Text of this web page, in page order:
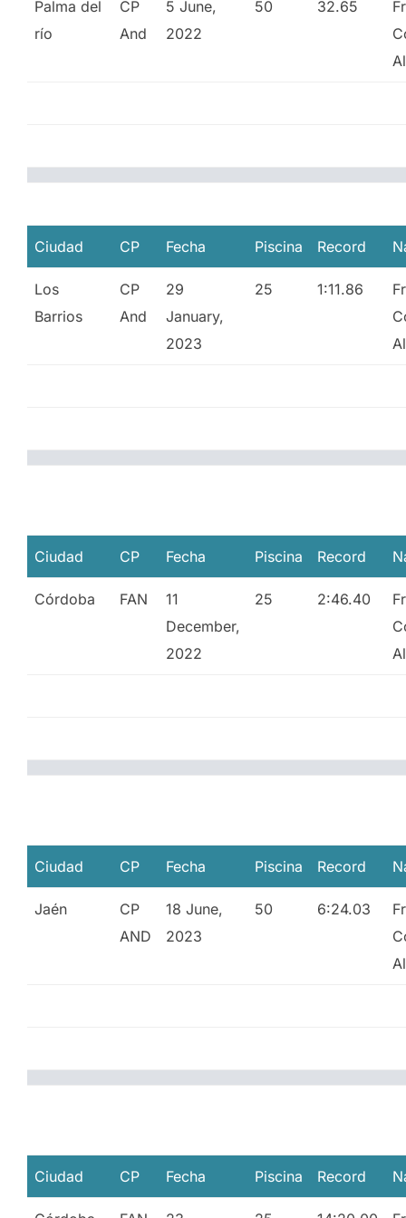
Palma del
río
CP
And
5 June,
2022
50 32.65
Ciudad CP Fecha Piscina Record
Los
Barrios
CP
And
29
January,
2023
25 1:11.86
Ciudad CP Fecha Piscina Record
Córdoba FAN
11
December,
2022
25 2:46.40
Ciudad CP Fecha Piscina Record
Jaén
CP
AND
18 June,
2023
50 6:24.03
Ciudad CP Fecha Piscina Record